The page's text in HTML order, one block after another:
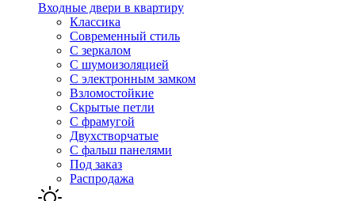
Входные двери в квартиру
Классика
Современный стиль
С зеркалом
С шумоизоляцией
С электронным замком
Взломостойкие
Скрытые петли
С фрамугой
Двухстворчатые
С фальш панелями
Под заказ
Распродажа